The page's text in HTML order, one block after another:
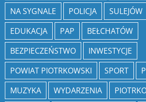
NA SYGNALE
POLICJA SULEJÓW
EDUKACJA
PAP
BEŁCHATÓW
BEZPIECZEŃSTWO
INWESTYCJE
POWIAT PIOTRKOWSKI
SPORT
MUZYKA
WYDARZENIA